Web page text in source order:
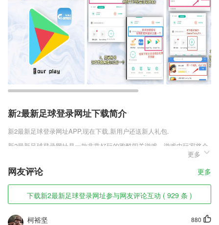
新2最新足球登录网址下载简介
新2最新足球登录网址APP,现在下载,新用户还送新人礼包.
新2最新足球登录网址是一款非常好玩的跑酷闯关游戏，游戏中玩家将会
在各种各样不同的赛道上进行着跑酷挑战，游戏中有许多不同的人物角
色，你可以随意的选择这些角色进行着挑战，这里有着大量的关卡，你需
要凭借着自己高超的技巧来完成这些挑战。
新2最新足球登录网址软件特色
1,独家的、经典的、热门的以及最新的小说都可以在这阅读，没有广告没
有会员没有收费
更多
网友评论 更多
下载新2最新足球登录网址参与网友评论互动 ( 929 条 )
880
柯裕坚